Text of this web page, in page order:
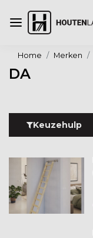
Home Merken
DA
Keuzehulp